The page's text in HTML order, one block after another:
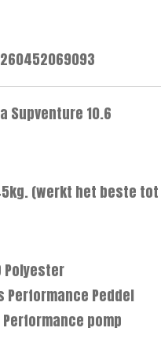
Supventure 10.6
(werkt het beste tot
Polyester
Performance Peddel
pomp